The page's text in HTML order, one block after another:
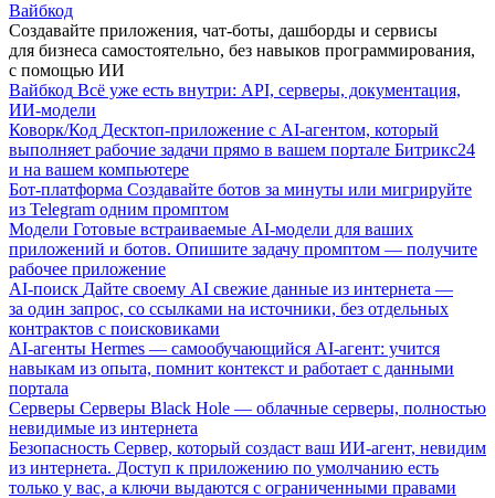
Вайбкод
Создавайте приложения, чат-боты, дашборды и сервисы
для бизнеса самостоятельно, без навыков программирования,
с помощью ИИ
Вайбкод Всё уже есть внутри: API, серверы, документация,
ИИ-модели
Коворк/Код Десктоп-приложение с AI-агентом, который
выполняет рабочие задачи прямо в вашем портале Битрикс24
и на вашем компьютере
Бот-платформа Создавайте ботов за минуты или мигрируйте
из Telegram одним промптом
Модели Готовые встраиваемые AI-модели для ваших
приложений и ботов. Опишите задачу промптом — получите
рабочее приложение
AI-поиск Дайте своему AI свежие данные из интернета —
за один запрос, со ссылками на источники, без отдельных
контрактов с поисковиками
AI-агенты Hermes — самообучающийся AI-агент: учится
навыкам из опыта, помнит контекст и работает с данными
портала
Серверы Серверы Black Hole — облачные серверы, полностью
невидимые из интернета
Безопасность Сервер, который создаст ваш ИИ-агент, невидим
из интернета. Доступ к приложению по умолчанию есть
только у вас, а ключи выдаются с ограниченными правами